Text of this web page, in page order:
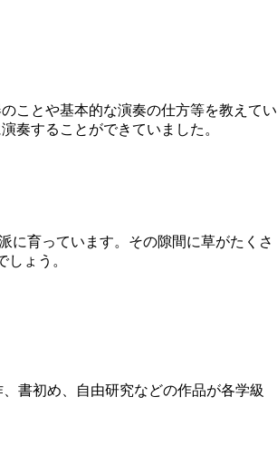
ことや基本的な演奏の仕方等を教えてい
奏することができていました。
に育っています。その隙間に草がたくさ
ょう。
書初め、自由研究などの作品が各学級